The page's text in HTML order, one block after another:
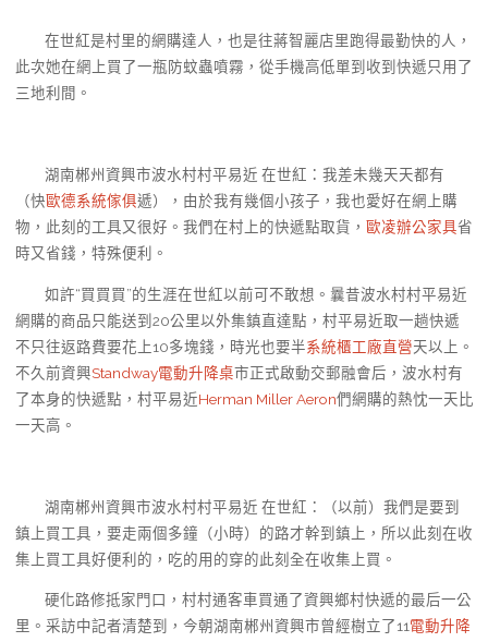
在世紅是村里的網購達人，也是往蔣智麗店里跑得最勤快的人，
此次她在網上買了一瓶防蚊蟲噴霧，從手機高低單到收到快遞只用了
三地利間。
湖南郴州資興市波水村村平易近 在世紅：我差未幾天天都有
（快歐德系統傢俱遞），由於我有幾個小孩子，我也愛好在網上購
物，此刻的工具又很好。我們在村上的快遞點取貨， 歐凌辦公家具省
時又省錢，特殊便利。
如許“買買買”的生涯在世紅以前可不敢想。曩昔波水村村平易近
網購的商品只能送到20公里以外集鎮直達點，村平易近取一趟快遞
不只往返路費要花上10多塊錢，時光也要半系統櫃工廠直營天以上。
不久前資興Standway電動升降桌市正式啟動交郵融會后，波水村有
了本身的快遞點，村平易近Herman Miller Aeron們網購的熱忱一天比
一天高。
湖南郴州資興市波水村村平易近 在世紅：（以前）我們是要到
鎮上買工具，要走兩個多鐘（小時）的路才幹到鎮上，所以此刻在收
集上買工具好便利的，吃的用的穿的此刻全在收集上買。
硬化路修抵家門口，村村通客車買通了資興鄉村快遞的最后一公
里。采訪中記者清楚到，今朝湖南郴州資興市曾經樹立了11電動升降